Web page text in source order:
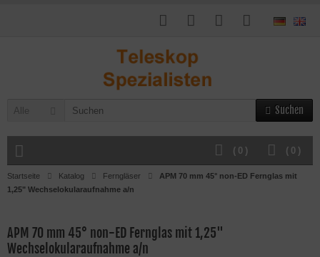
Alle Suchen
( 0 )
( 0 )
Startseite Katalog Ferngläser
APM 70 mm 45° non-ED Fernglas mit
1,25" Wechselokularaufnahme a/n
APM 70 mm 45° non-ED Fernglas mit 1,25"
Wechselokularaufnahme a/n